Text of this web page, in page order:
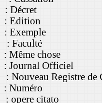
chose
Officiel
Registre de
citato